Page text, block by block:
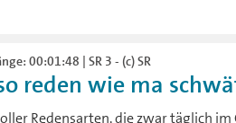
00:01:48 | SR 3 - (c) SR
reden wie ma
Redensarten, die zwar täglich